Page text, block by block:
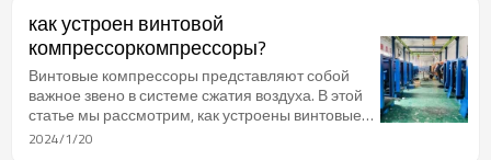
пневматические системы и многие другие.
Правильный выбор промышленного воздушного
компрессора является критическим фактором
для обеспечения надежной и эффективной
работы ваших промышленных процессов.
как устроен винтовой
компрессоркомпрессоры?
Винтовые компрессоры представляют собой
важное звено в системе сжатия воздуха. В этой
статье мы рассмотрим, как устроены винтовые
компрессоры, предоставляя детальные
2024/1/20